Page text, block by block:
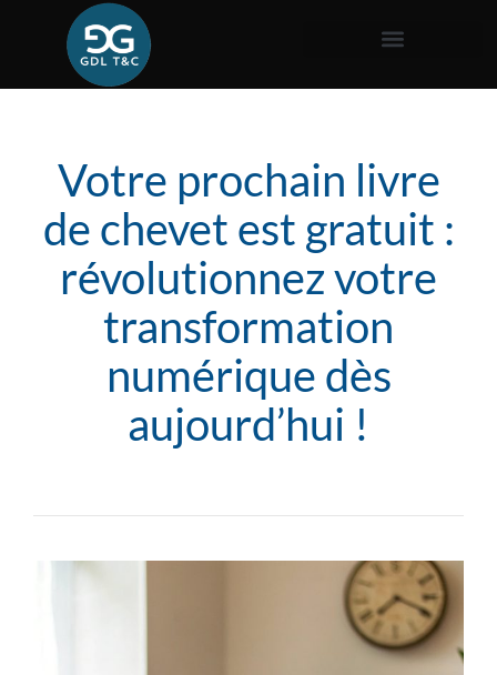
Votre prochain livre
de chevet est gratuit :
révolutionnez votre
transformation
numérique dès
aujourd’hui !